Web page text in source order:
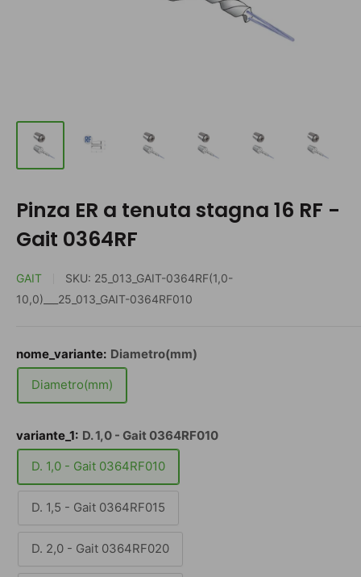
Pinza ER a tenuta stagna 16 RF -
Gait 0364RF
GAIT SKU: 25_013_GAIT-0364RF(1,0-
10,0)___25_013_GAIT-0364RF010
nome_variante: Diametro(mm)
Diametro(mm)
variante_1: D. 1,0 - Gait 0364RF010
D. 1,0 - Gait 0364RF010
D. 1,5 - Gait 0364RF015
D. 2,0 - Gait 0364RF020